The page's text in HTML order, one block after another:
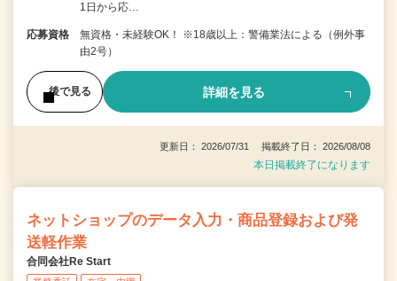
1日から応…
応募資格
無資格・未経験OK！ ※18歳以上：警備業法による（例外事
由2号）
後で見る 詳細を見る
更新日： 2026/07/31 掲載終了日： 2026/08/08
本日掲載終了になります
ネットショップのデータ入力・商品登録および発
送軽作業
合同会社Re Start